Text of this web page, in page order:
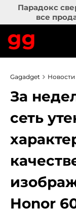
Парадокс
все
Gagadget Новости
За
сеть
Honor